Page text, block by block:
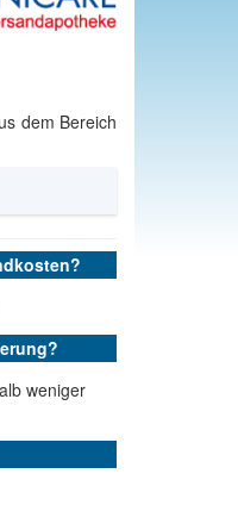
dem Bereich
weniger